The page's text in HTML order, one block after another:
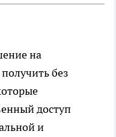
на
без
доступ
и